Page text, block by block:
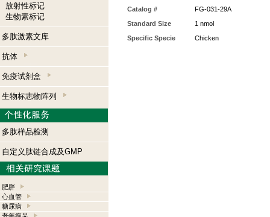
放射性标记
生物素标记
多肽激素文库
抗体
免疫试剂盒
生物标志物阵列
多肽样品检测
自定义肽链合成及GMP
肥胖
心血管
糖尿病
Catalog #
FG-031-29A
Standard Size
1 nmol
Specific Specie
Chicken